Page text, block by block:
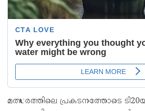
മത്സരത്തിലെ പ്രകടനത്തോടെ